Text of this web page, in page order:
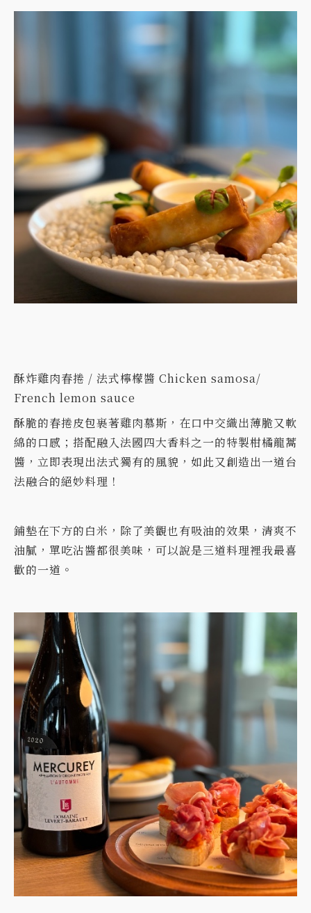
酥炸雞肉春捲 / 法式檸檬醬 Chicken samosa/
French lemon sauce
酥脆的春捲皮包裹著雞肉慕斯，在口中交織出薄脆又軟
綿的口感；搭配融入法國四大香料之一的特製柑橘龍蒿
醬，立即表現出法式獨有的風貌，如此又創造出一道台
法融合的絕妙料理！
鋪墊在下方的白米，除了美觀也有吸油的效果，清爽不
油膩，單吃沾醬都很美味，可以說是三道料理裡我最喜
歡的一道。